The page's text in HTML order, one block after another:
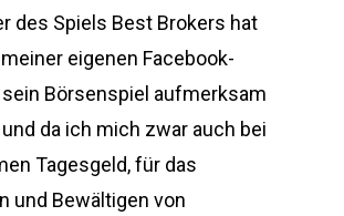
des Spiels Best Brokers hat
eigenen Facebook-
Börsenspiel aufmerksam
da ich mich zwar auch bei
Tagesgeld, für das
und Bewältigen von